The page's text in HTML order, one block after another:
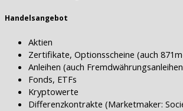
Handelsangebot
Aktien
Zertifikate, Optionsscheine (auch
Anleihen (auch
Fonds, ETFs
Kryptowerte
Differenzkontrakte (Marketmaker: